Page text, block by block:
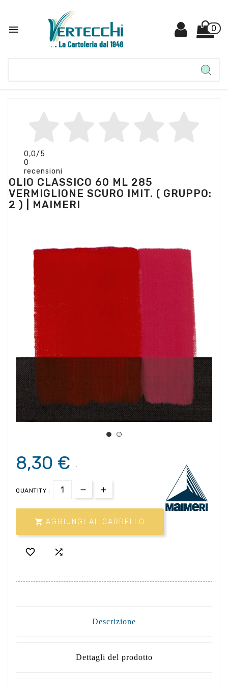
 0
0,0/5
0
recensioni
OLIO CLASSICO 60 ML 285
VERMIGLIONE SCURO IMIT. ( GRUPPO:
2 ) | MAIMERI
8,30 € .
QUANTITY :
 AGGIUNGI AL CARRELLO
 
Descrizione
Dettagli del prodotto